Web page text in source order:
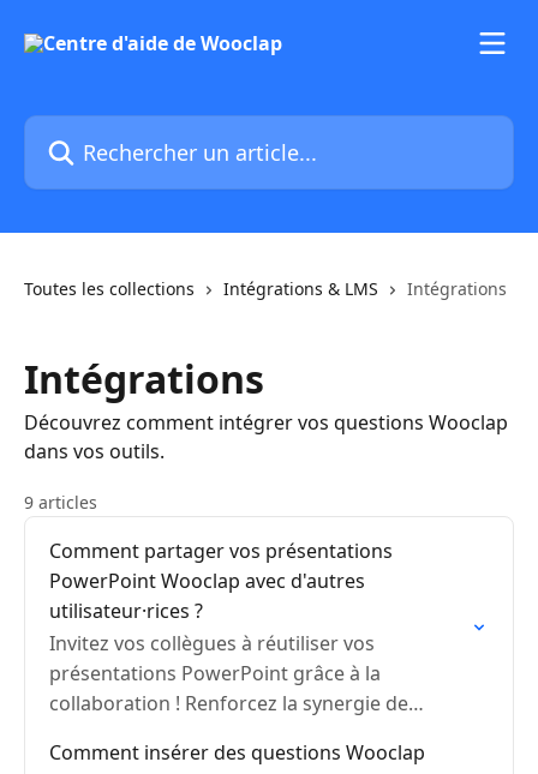
Rechercher un article...
Toutes les collections Intégrations & LMS Intégrations
Intégrations
Découvrez comment intégrer vos questions Wooclap
dans vos outils.
9 articles
Comment partager vos présentations
PowerPoint Wooclap avec d'autres
utilisateur·rices ?
Invitez vos collègues à réutiliser vos
présentations PowerPoint grâce à la
collaboration ! Renforcez la synergie de
sein de votre équipe.
Comment insérer des questions Wooclap